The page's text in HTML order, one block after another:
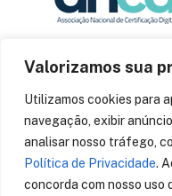
Valorizamos sua
Utilizamos cookies para
navegação, exibir
analisar nosso tráfego,
Política de Privacidade.
concorda com nosso uso